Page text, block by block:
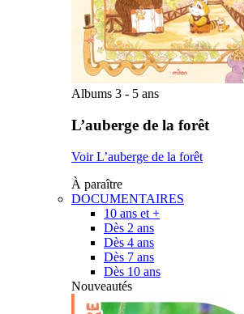
Albums 3 - 5 ans
L’auberge de la forêt
Voir L’auberge de la forêt
À paraître
DOCUMENTAIRES
10 ans et +
Dès 2 ans
Dès 4 ans
Dès 7 ans
Dès 10 ans
Nouveautés